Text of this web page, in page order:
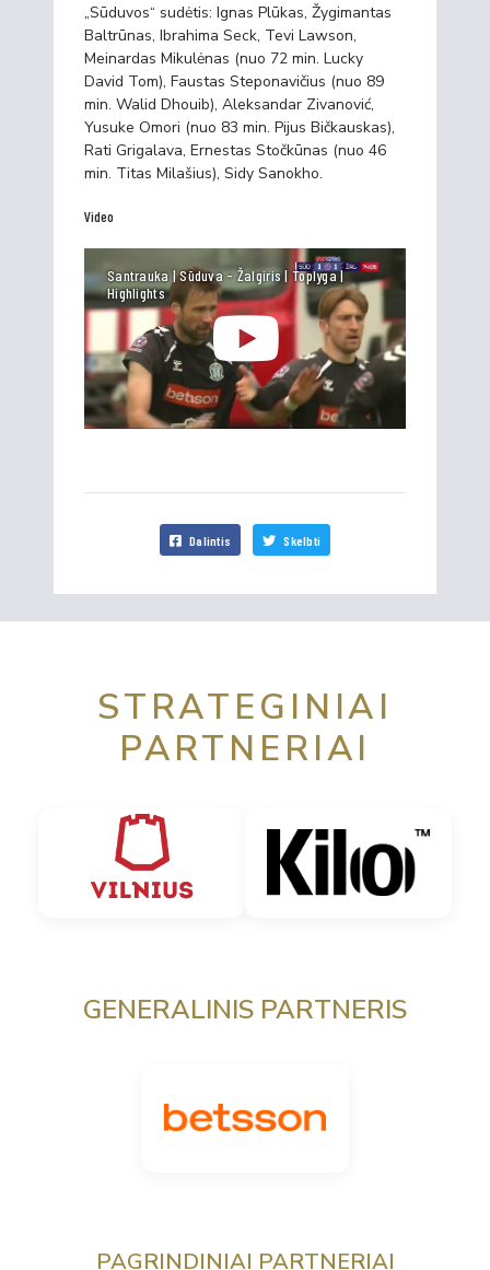
„Sūduvos“ sudėtis: Ignas Plūkas, Žygimantas
Baltrūnas, Ibrahima Seck, Tevi Lawson,
Meinardas Mikulėnas (nuo 72 min. Lucky
David Tom), Faustas Steponavičius (nuo 89
min. Walid Dhouib), Aleksandar Zivanović,
Yusuke Omori (nuo 83 min. Pijus Bičkauskas),
Rati Grigalava, Ernestas Stočkūnas (nuo 46
min. Titas Milašius), Sidy Sanokho.
Video
Santrauka | Sūduva - Žalgiris | Toplyga |
Highlights
Dalintis Skelbti
STRATEGINIAI
PARTNERIAI
GENERALINIS PARTNERIS
PAGRINDINIAI PARTNERIAI